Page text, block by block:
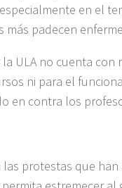
en el
padecen
ULA no cuenta
ni para el
en contra los
protestas que